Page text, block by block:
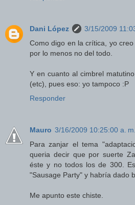
Dani López
3/15/2009
Como digo en la crítica, yo
por lo menos no del todo.
Y en cuanto al cimbrel
(etc), pues eso: yo tampoco :P
Responder
Mauro 3/16/2009 10:25:00 a. m.
Para zanjar el tema
queria decir que por suerte
éste y no todos los de 300.
"Sausage Party" y habría dado
Me apunto este chiste.